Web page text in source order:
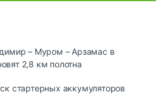
– Муром – Арзамас в
2,8 км полотна
стартерных аккумуляторов